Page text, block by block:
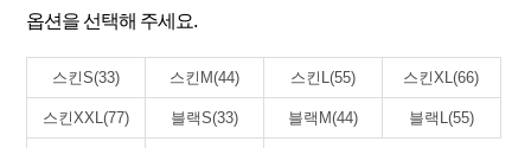
옵션을 선택해 주세요.
스킨S(33) 스킨M(44) 스킨L(55) 스킨XL(66)
스킨XXL(77) 블랙S(33) 블랙M(44) 블랙L(55)